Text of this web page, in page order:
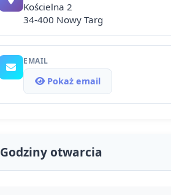
Kościelna 2
34-400 Nowy Targ
EMAIL
Pokaż email
Godziny otwarcia